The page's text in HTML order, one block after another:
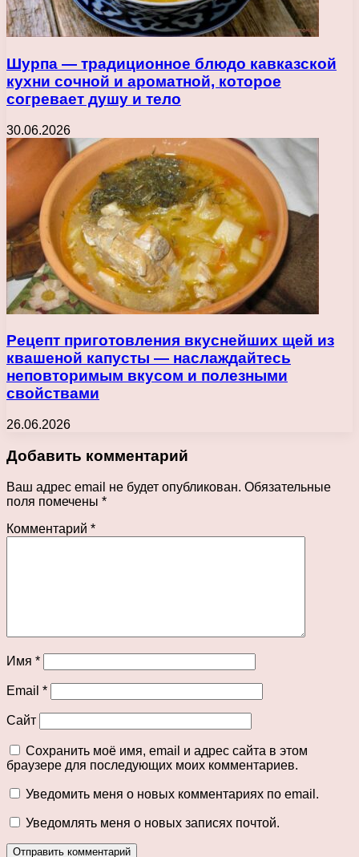
Шурпа — традиционное блюдо кавказской
кухни сочной и ароматной, которое
согревает душу и тело
30.06.2026
Рецепт приготовления вкуснейших щей из
квашеной капусты — наслаждайтесь
неповторимым вкусом и полезными
свойствами
26.06.2026
Добавить комментарий
Ваш адрес email не будет опубликован. Обязательные
поля помечены *
Комментарий *
Имя *
Email *
Сайт
Сохранить моё имя, email и адрес сайта в этом
браузере для последующих моих комментариев.
Уведомить меня о новых комментариях по email.
Уведомлять меня о новых записях почтой.